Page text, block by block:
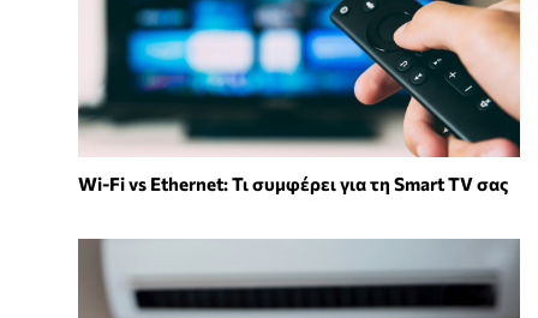
Wi-Fi vs Ethernet: Τι συμφέρει για τη Smart TV σας